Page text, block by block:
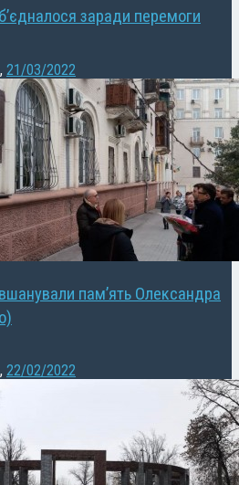
заради перемоги
, 21/03/2022
пам’ять Олександра
, 22/02/2022